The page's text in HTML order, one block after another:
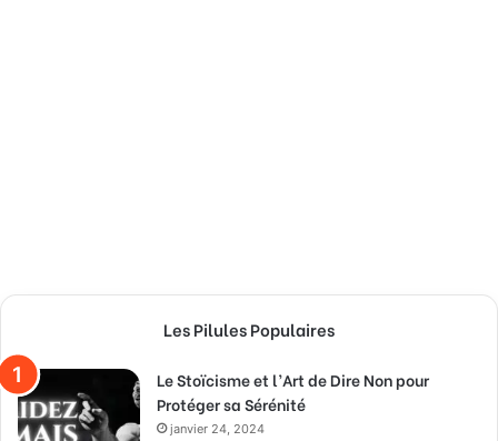
Les Pilules Populaires
Le Stoïcisme et l’Art de Dire Non pour
Protéger sa Sérénité
janvier 24, 2024